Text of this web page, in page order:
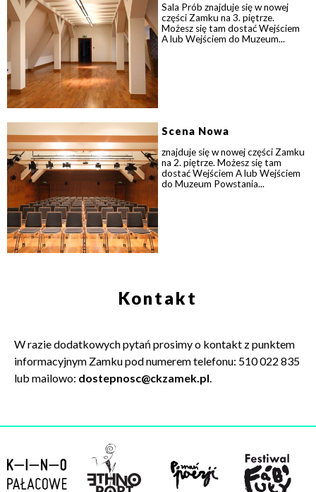
Sala Prób znajduje się w nowej
części Zamku na 3. piętrze.
Możesz się tam dostać Wejściem
A lub Wejściem do Muzeum...
Scena Nowa
znajduje się w nowej części Zamku
na 2. piętrze. Możesz się tam
dostać Wejściem A lub Wejściem
do Muzeum Powstania...
Kontakt
W razie dodatkowych pytań prosimy o kontakt z punktem
informacyjnym Zamku pod numerem telefonu: 510 022 835
lub mailowo: dostepnosc@ckzamek.pl.